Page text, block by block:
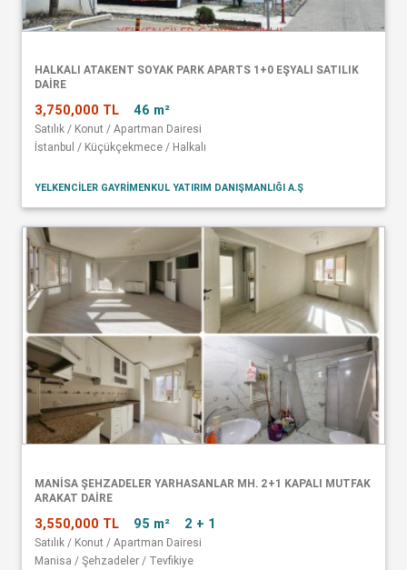
HALKALI ATAKENT SOYAK PARK APARTS 1+0 EŞYALI SATILIK
DAİRE
3,750,000 TL 46 m²
Satılık / Konut / Apartman Dairesi
İstanbul / Küçükçekmece / Halkalı
YELKENCİLER GAYRİMENKUL YATIRIM DANIŞMANLIĞI A.Ş
MANISA ŞEHZADELER YARHASANLAR MH. 2+1 KAPALI MUTFAK
ARAKAT DAIRE
3,550,000 TL 95 m² 2 + 1
Satılık / Konut / Apartman Dairesi
Manisa / Şehzadeler / Tevfikiye